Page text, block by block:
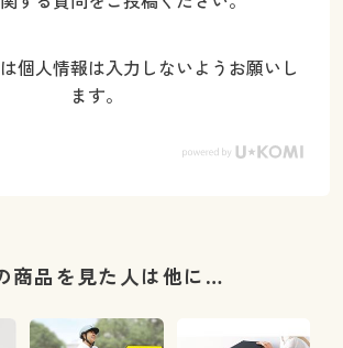
個人情報は入力しないようお願いし
ます。
商品を見た人は他に…